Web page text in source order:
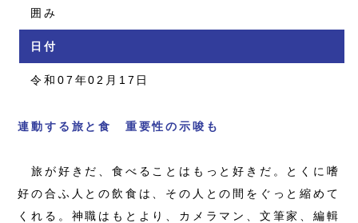
囲み
日付
令和07年02月17日
連動する旅と食 重要性の示唆も
旅が好きだ、食べることはもっと好きだ。とくに嗜
好の合ふ人との飲食は、その人との間をぐっと縮めて
くれる。神職はもとより、カメラマン、文筆家、編輯